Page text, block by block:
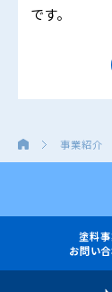
です。
事業紹介
塗料
お問い